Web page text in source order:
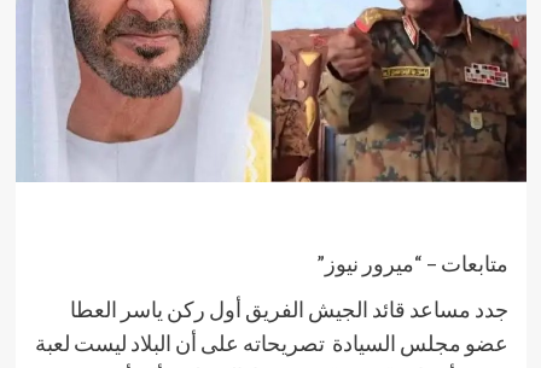
متابعات – “ميرور نيوز”
جدد مساعد قائد الجيش الفريق أول ركن ياسر العطا
عضو مجلس السيادة تصريحاته على أن البلاد ليست لعبة